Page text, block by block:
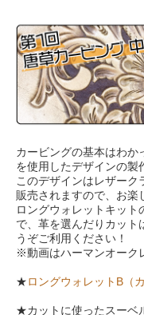
カービングの基本はわか
を使用したデザインの製
このデザインはレザーク
販売されますので、お楽
ロングウォレットキッ
で、革を選んだりカット
うぞご利用ください！
※動画はハーマンオーク
★ロングウォレットB（
★カットに使ったスーベ